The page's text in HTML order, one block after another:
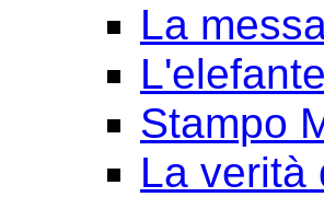
La
Stampo
La verità